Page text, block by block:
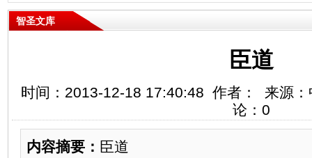
智圣文库
臣道
时间：2013-12-18 17:40:48 作者： 来源
论： 0
内容摘要： 臣道